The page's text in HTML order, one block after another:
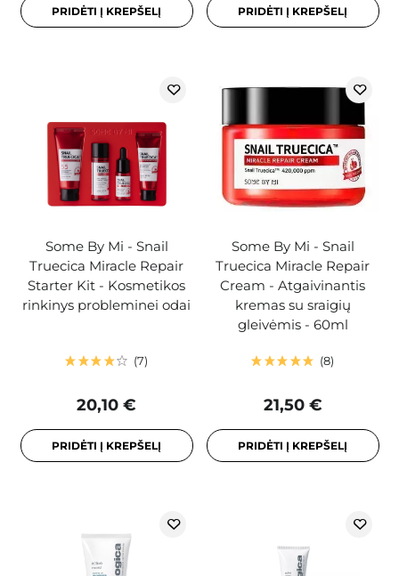
PRIDĖTI Į KREPŠELĮ PRIDĖTI Į KREPŠELĮ
Some By Mi - Snail
Truecica Miracle Repair
Starter Kit - Kosmetikos
rinkinys probleminei odai
7
20,10 €
PRIDĖTI Į KREPŠELĮ
Some By Mi - Snail
Truecica Miracle Repair
Cream - Atgaivinantis
kremas su sraigių
gleivėmis - 60ml
8
21,50 €
PRIDĖTI Į KREPŠELĮ